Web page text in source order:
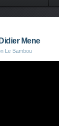
Mene
Le Bambou